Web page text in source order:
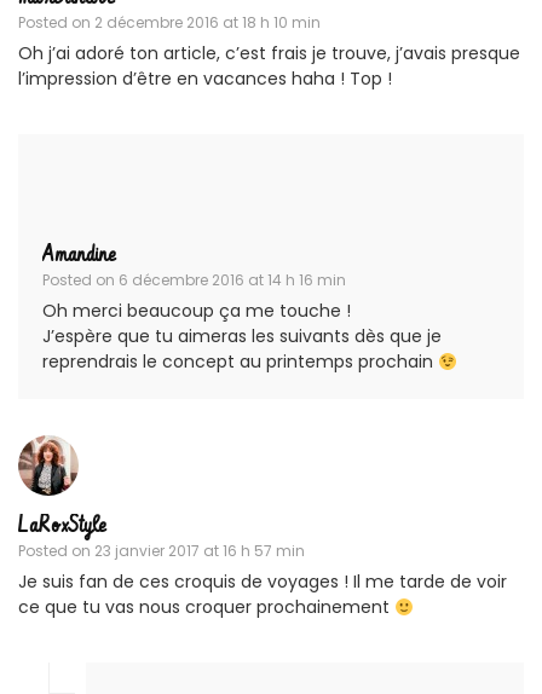
Posted on 2 décembre 2016 at 18 h 10 min
Oh j’ai adoré ton article, c’est frais je trouve, j’avais presque
l’impression d’être en vacances haha ! Top !
Amandine
Posted on 6 décembre 2016 at 14 h 16 min
Oh merci beaucoup ça me touche !
J’espère que tu aimeras les suivants dès que je
reprendrais le concept au printemps prochain
LaRoxStyle
Posted on 23 janvier 2017 at 16 h 57 min
Je suis fan de ces croquis de voyages ! Il me tarde de voir
ce que tu vas nous croquer prochainement